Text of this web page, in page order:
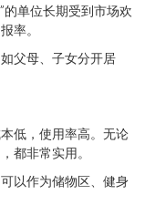
的单位长期受到市场欢
率。
父母、子女分开居
低，使用率高。无论
都非常实用。
以作为储物区、健身